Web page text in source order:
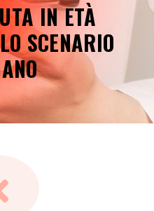
IN ETÀ
SCENARIO